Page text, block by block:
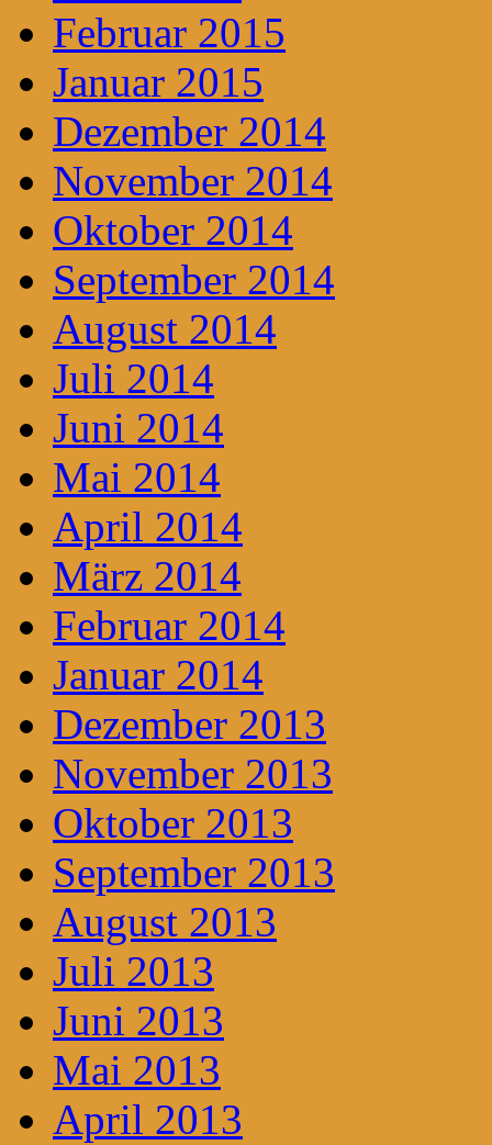
Februar 2015
Januar 2015
Dezember 2014
November 2014
Oktober 2014
September 2014
August 2014
Juli 2014
Juni 2014
Mai 2014
April 2014
März 2014
Februar 2014
Januar 2014
Dezember 2013
November 2013
Oktober 2013
September 2013
August 2013
Juli 2013
Juni 2013
Mai 2013
April 2013